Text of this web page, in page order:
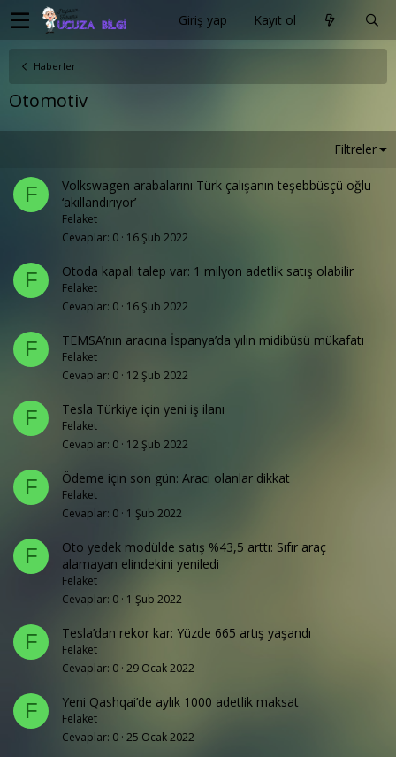
Giriş yap Kayıt ol
Haberler
Otomotiv
Filtreler
F
Volkswagen arabalarını Türk çalışanın teşebbüsçü oğlu
‘akıllandırıyor’
Felaket
Cevaplar 0 16 Şub 2022
F Otoda kapalı talep var: 1 milyon adetlik satış olabilir
Felaket
Cevaplar 0 16 Şub 2022
F TEMSA’nın aracına İspanya’da yılın midibüsü mükafatı
Felaket
Cevaplar 0 12 Şub 2022
F Tesla Türkiye için yeni iş ilanı
Felaket
Cevaplar 0 12 Şub 2022
F Ödeme için son gün: Aracı olanlar dikkat
Felaket
Cevaplar 0 1 Şub 2022
F
Oto yedek modülde satış %43,5 arttı: Sıfır araç
alamayan elindekini yeniledi
Felaket
Cevaplar 0 1 Şub 2022
F Tesla’dan rekor kar: Yüzde 665 artış yaşandı
Felaket
Cevaplar 0 29 Ocak 2022
F Yeni Qashqai’de aylık 1000 adetlik maksat
Felaket
Cevaplar 0 25 Ocak 2022